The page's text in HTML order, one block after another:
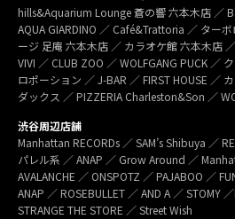
hills&Aquarium Lounge 蒼の響 六本木店 ／
AQUA GIARDINO ／ Café&Trattoria ／ ター
ージ 足庵 六本木店 ／ カラオケ館 六本木店
VIVI ／ CLUB ZOO ／ WOLFGANG PUCK ／
ロポーション ／ J-BAR ／ FIRST HOUSE ／
ダックス ／ PIZZERIA Charleston&Son ／
渋谷周辺店舗
Manhattan RECORDs ／ SAM’s Shibuya ／
パレル系 ／ ANAP ／ Grow Around ／
AVALANCHE ／ ONSPOTZ ／ PAJABOO ／
ANAP ／ ROSEBULLET ／ AND A ／ STOMY
STRANGE THE STORE ／ Street Wish